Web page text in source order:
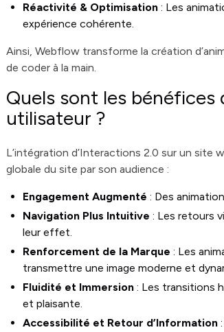
Réactivité & Optimisation : Les
expérience cohérente.
Ainsi, Webflow transforme la création
de coder à la main.
Quels sont les bénéfices
utilisateur ?
L’intégration d’Interactions 2.0 sur un site
globale du site par son audience :
Engagement Augmenté : Des
Navigation Plus Intuitive : Les retours
leur effet.
Renforcement de la Marque : Les
transmettre une image moderne et
Fluidité et Immersion : Les transitions
et plaisante.
Accessibilité et Retour d’Information